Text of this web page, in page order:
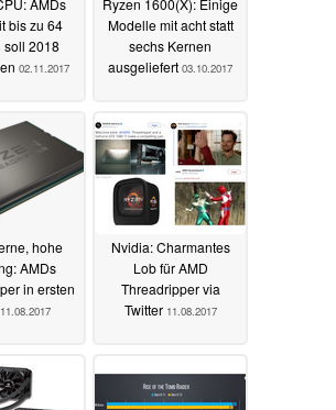
AMDs
bis zu 64
soll 2018
02.11.2017
Ryzen 1600(X): Einige
Modelle mit acht statt
sechs Kernen
ausgeliefert 03.10.2017
hohe
AMDs
in ersten
11.08.2017
Nvidia: Charmantes
Lob für AMD
Threadripper via
Twitter 11.08.2017